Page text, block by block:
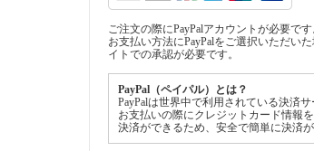
ご注文の際にPayPalアカウントが必要です
お支払い方法にPayPalをご選択いただい
イトでの承認が必要です。
PayPal（ペイパル）とは？
PayPalは世界中で利用されている決済サ
お支払いの際にクレジットカード情報
決済ができるため、安全で簡単に決済が